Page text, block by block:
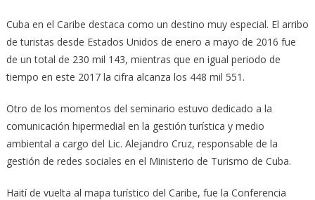
Cuba en el Caribe destaca como un destino muy especial. El arribo
de turistas desde Estados Unidos de enero a mayo de 2016 fue
de un total de 230 mil 143, mientras que en igual periodo de
tiempo en este 2017 la cifra alcanza los 448 mil 551.
Otro de los momentos del seminario estuvo dedicado a la
comunicación hipermedial en la gestión turística y medio
ambiental a cargo del Lic. Alejandro Cruz, responsable de la
gestión de redes sociales en el Ministerio de Turismo de Cuba.
Haití de vuelta al mapa turístico del Caribe, fue la Conferencia